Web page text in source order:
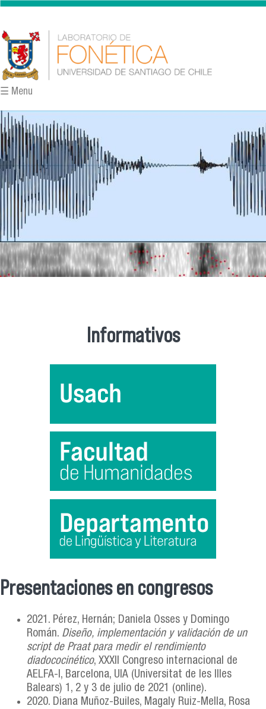
Pasar al contenido principal
☰ Menu
Informativos
Se encuentra usted aquí
Presentaciones en congresos
2021. Pérez, Hernán; Daniela Osses y Domingo
Román. Diseño, implementación y validación de un
script de Praat para medir el rendimiento
diadococinético, XXXII Congreso internacional de
AELFA-I, Barcelona, UIA (Universitat de les Illes
Balears) 1, 2 y 3 de julio de 2021 (online).
2020. Diana Muñoz-Builes, Magaly Ruiz-Mella, Rosa